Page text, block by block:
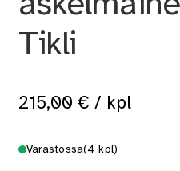
Tikli
215,00 € / kpl
Varastossa(4 kpl)